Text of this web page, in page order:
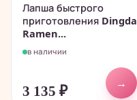
Лапша быстрого
приготовления Dingda
Ramen...
в наличии
3 135 ₽
→